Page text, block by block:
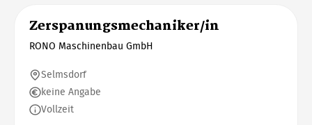
Zerspanungsmechaniker/in
RONO Maschinenbau GmbH
Selmsdorf
keine Angabe
Vollzeit